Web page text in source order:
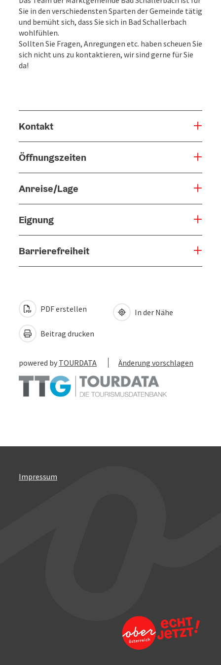
Sie in den verschiedensten Sparten der Gemeinde tätig
und bemüht sich, dass Sie sich in Bad Schallerbach
wohlfühlen.
Sollten Sie Fragen, Anregungen etc. haben scheuen Sie
sich nicht uns zu kontaktieren, wir sind gerne für Sie
da!
Kontakt
Öffnungszeiten
Anreise/Lage
Eignung
Barrierefreiheit
PDF erstellen
Beitrag drucken
In der Nähe
powered by TOURDATA Änderung vorschlagen
Impressum